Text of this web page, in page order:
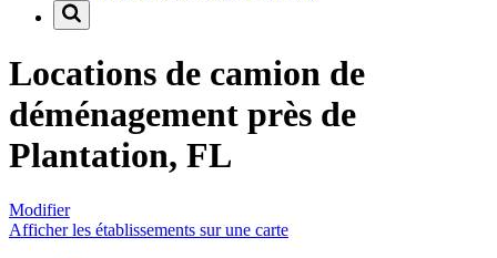
Locations de camion de
déménagement près de
Plantation, FL
Modifier
Afficher les établissements sur une carte